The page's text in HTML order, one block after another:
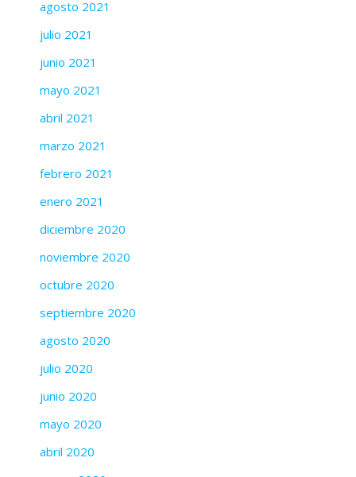
agosto 2021
julio 2021
junio 2021
mayo 2021
abril 2021
marzo 2021
febrero 2021
enero 2021
diciembre 2020
noviembre 2020
octubre 2020
septiembre 2020
agosto 2020
julio 2020
junio 2020
mayo 2020
abril 2020